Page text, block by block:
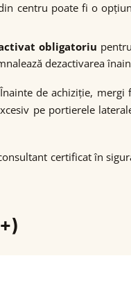
centru poate fi o
obligatoriu
dezactivarea
de achiziție,
pe portierele
certificat în